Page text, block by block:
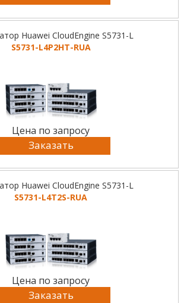
Huawei CloudEngine S5731-L
S5731-L4P2HT-RUA
Цена по запросу
Заказать
Huawei CloudEngine S5731-L
S5731-L4T2S-RUA
Цена по запросу
Заказать